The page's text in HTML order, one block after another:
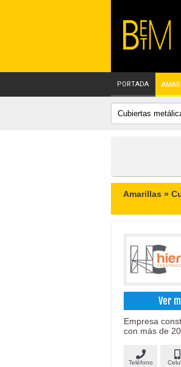
PORTADA
Amarillas »
Ver
Empresa
con más de
Teléfono